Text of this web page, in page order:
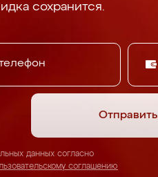
сохранится.
Отправить
данных согласно
соглашению